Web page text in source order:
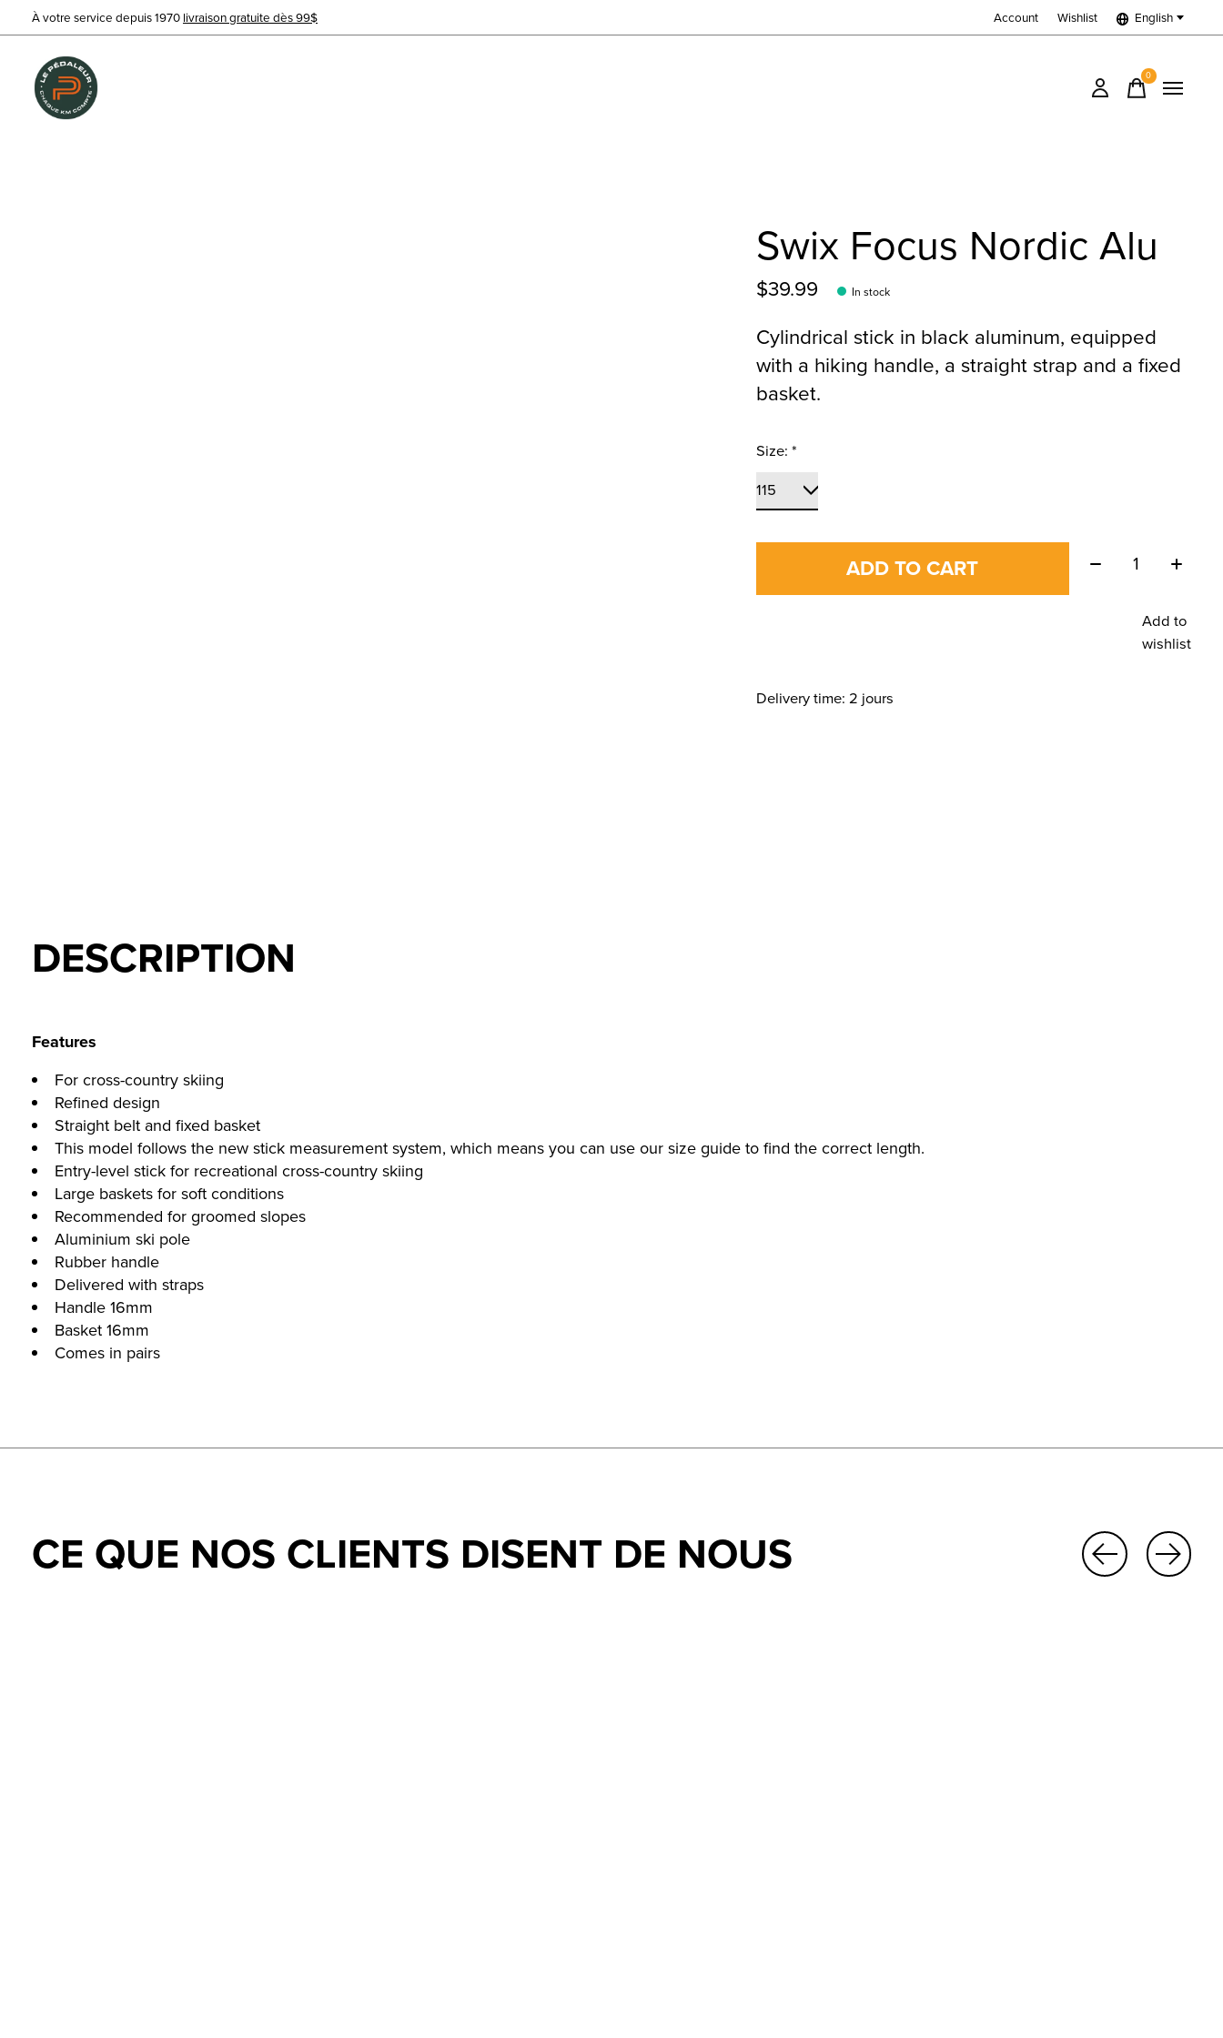
À votre service depuis 1970 livraison gratuite dès 99$ Account Wishlist English
0items
Swix Focus Nordic Alu
$39.99 In stock
Cylindrical stick in black aluminum, equipped
with a hiking handle, a straight strap and a fixed
basket.
Size:*
ADD TO CART Quantity:
Add to
wishlist
Delivery time: 2 jours
DESCRIPTION
Features
For cross-country skiing
Refined design
Straight belt and fixed basket
This model follows the new stick measurement system, which means you can use our size guide to find the correct length.
Entry-level stick for recreational cross-country skiing
Large baskets for soft conditions
Recommended for groomed slopes
Aluminium ski pole
Rubber handle
Delivered with straps
Handle 16mm
Basket 16mm
Comes in pairs
CE QUE NOS CLIENTS DISENT DE NOUS